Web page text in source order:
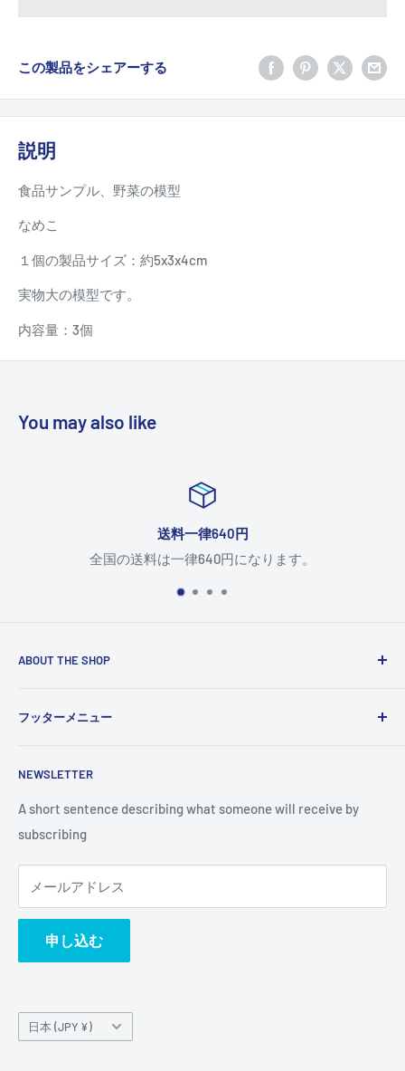
この製品をシェアーする
説明
食品サンプル、野菜の模型
なめこ
１個の製品サイズ：約5x3x4cm
実物大の模型です。
内容量：3個
You may also like
送料一律640円
全国の送料は一律640円になります。
ABOUT THE SHOP
and vision. You can change it in the theme settings.
フッターメニュー
NEWSLETTER
A short sentence describing what someone will receive by
subscribing
メールアドレス
申し込む
国/
地
日本 (JPY ¥)